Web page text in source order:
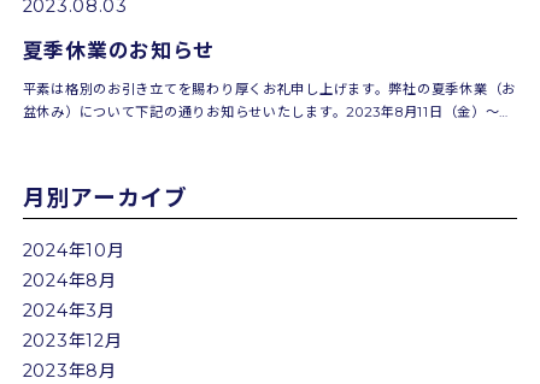
2023.08.03
夏季休業のお知らせ
平素は格別のお引き立てを賜わり厚くお礼申し上げます。弊社の夏季休業（お
盆休み）について下記の通りお知らせいたします。2023年8月11日（金）～
月別アーカイブ
2024年10月
2024年8月
2024年3月
2023年12月
2023年8月